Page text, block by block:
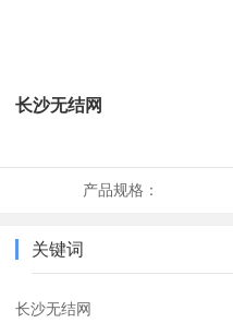
长沙无结网
产品规格：
关键词
长沙无结网